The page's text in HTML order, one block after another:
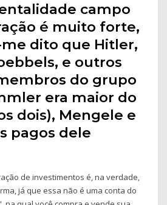
campo
é muito forte,
dito que Hitler,
e outros
do grupo
era maior do
dois), Mengele e
pagos dele
de investimentos é, na verdade,
já que essa não é uma conta do